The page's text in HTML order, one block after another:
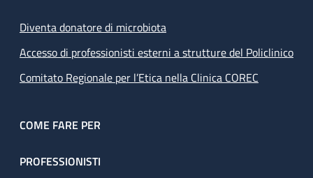
Diventa donatore di microbiota
Accesso di professionisti esterni a strutture del Policlinico
Comitato Regionale per l’Etica nella Clinica COREC
COME FARE PER
PROFESSIONISTI